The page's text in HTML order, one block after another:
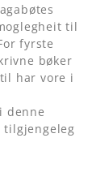
til
fyrste
bøker
har vore i
denne
tilgjengeleg